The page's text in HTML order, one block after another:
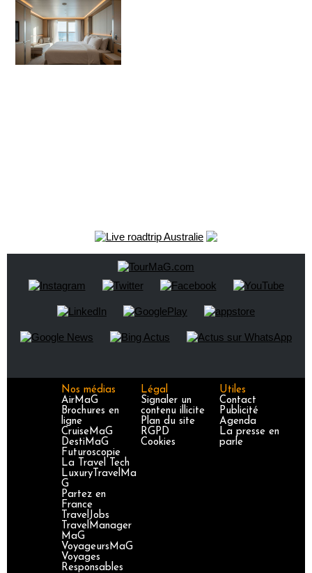
Nos médias
AirMaG
Brochures en
ligne
CruiseMaG
DestiMaG
Futuroscopie
La Travel Tech
LuxuryTravelMa
G
Partez en
France
TravelJobs
TravelManager
MaG
VoyageursMaG
Voyages
Responsables
Légal
Signaler un
contenu illicite
Plan du site
RGPD
Cookies
Utiles
Contact
Publicité
Agenda
La presse en
parle